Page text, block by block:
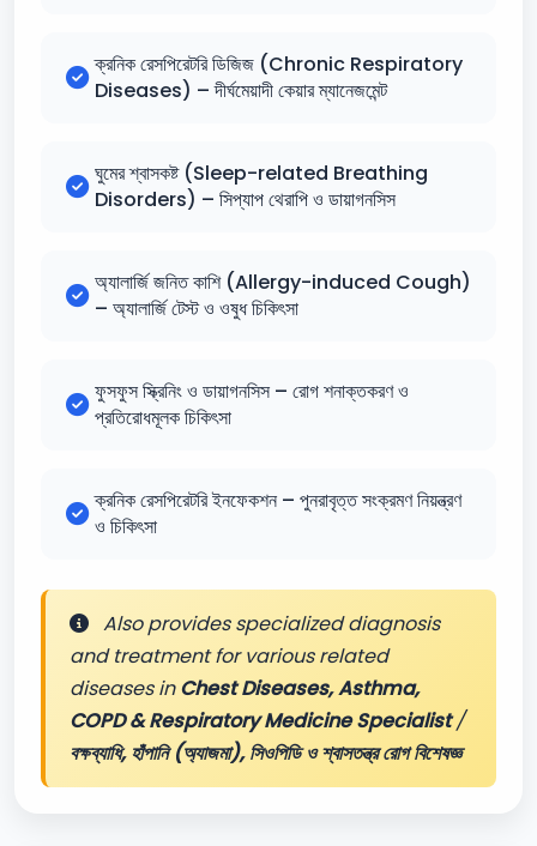
ক্রনিক রেসপিরেটরি ডিজিজ (Chronic Respiratory
Diseases) – দীর্ঘমেয়াদী কেয়ার ম্যানেজমেন্ট
ঘুমের শ্বাসকষ্ট (Sleep-related Breathing
Disorders) – সিপ্যাপ থেরাপি ও ডায়াগনসিস
অ্যালার্জি জনিত কাশি (Allergy-induced Cough)
– অ্যালার্জি টেস্ট ও ওষুধ চিকিৎসা
ফুসফুস স্ক্রিনিং ও ডায়াগনসিস – রোগ শনাক্তকরণ ও
প্রতিরোধমূলক চিকিৎসা
ক্রনিক রেসপিরেটরি ইনফেকশন – পুনরাবৃত্ত সংক্রমণ নিয়ন্ত্রণ
ও চিকিৎসা
Also provides specialized diagnosis
and treatment for various related
diseases inChest Diseases, Asthma,
COPD & Respiratory Medicine Specialist/
বক্ষব্যাধি, হাঁপানি (অ্যাজমা), সিওপিডি ও শ্বাসতন্ত্র রোগ বিশেষজ্ঞ